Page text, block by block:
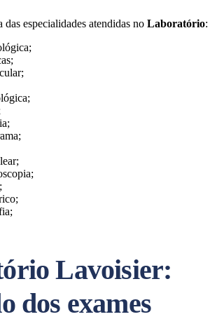
especialidades atendidas no Laboratório:
Lavoisier:
dos exames